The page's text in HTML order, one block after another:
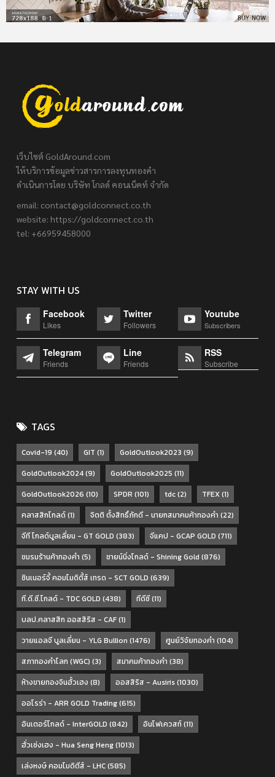
เว็บไซต์ GoldAround.com
ให้บริการข้อมูลข่าวสารการลงทุนทองคำ
ดำเนินการโดย บริษัท โกลด์ คอนเน็คท์ จำกัด
email: contact@goldconnect.co.th
website: https://goldconnect.co.th
tel: +66959458000
STAY WITH US
Facebook
Likes
Twitter
Followers
Youtube
Subscribers
Telegram
Friends
Line
Friends
RSS
Subscribe
TAGS
Covid-19 (40) GIT (1) GoldOutlook2023 (9)
GoldOutlook2024(9) GoldOutlook2025 (11)
GoldOutlook2026 (10) SPDR (101) tdc(2) TFEX(1)
คลาสสิกโกลด์(1) จิตติ ตั้งสิทธิ์ภักดี - นายกสมาคมค้าทองคำ (22)
จีที โกลด์บูลเลี่ยน - GT GOLD (383) จีแคป - GCAP GOLD (711)
ชมรมร้านค้าทองคำ (5) ชายน์นิ่งโกลด์ - Shining Gold (876)
ซินเนอร์จี้ คอมโมดิตี้ส์ เทรด - SCT GOLD (639)
ที.ดี.ซี.โกลด์ - TDC GOLD (438) ทีดีซี(11)
บลป.คลาสสิก ออสสิริส - CAF(1)
วายแอลจี บูลเลี่ยน - YLG Bullion (1476) ศูนย์วิจัยทองคำ (104)
สภาทองคำโลก (WGC) (3) สมาคมค้าทองคำ (38)
ห้างขายทองจินฮั้วเฮง (8) ออสสิริส - Ausiris(1030)
ออโรร่า - ARR GOLD Trading(615)
อินเตอร์โกลด์ - InterGOLD (842) อินโฟเควสท์(11)
ฮั่วเซ่งเฮง - Hua Seng Heng(1013)
เล่งหงษ์ คอมโมดิตีส์ - LHC(585)